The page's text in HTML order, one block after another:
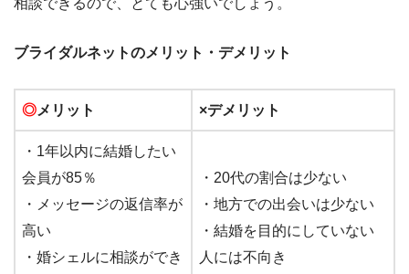
相談できるので、とても心強いでしょう。
ブライダルネットのメリット・デメリット
◎メリット ×デメリット
・1年以内に結婚したい
会員が85％
・メッセージの返信率が
高い
・婚シェルに相談ができ
・20代の割合は少ない
・地方での出会いは少ない
・結婚を目的にしていない
人には不向き